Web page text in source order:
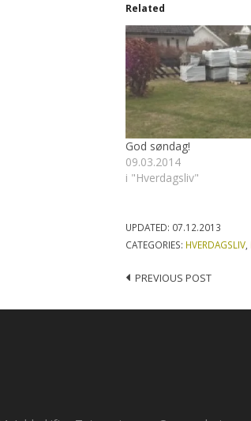
Related
God søndag!
09.03.2014
i "Hverdagsliv"
UPDATED: 07.12.2013
CATEGORIES: HVERDAGSLIV
Post
navigation
PREVIOUS POST